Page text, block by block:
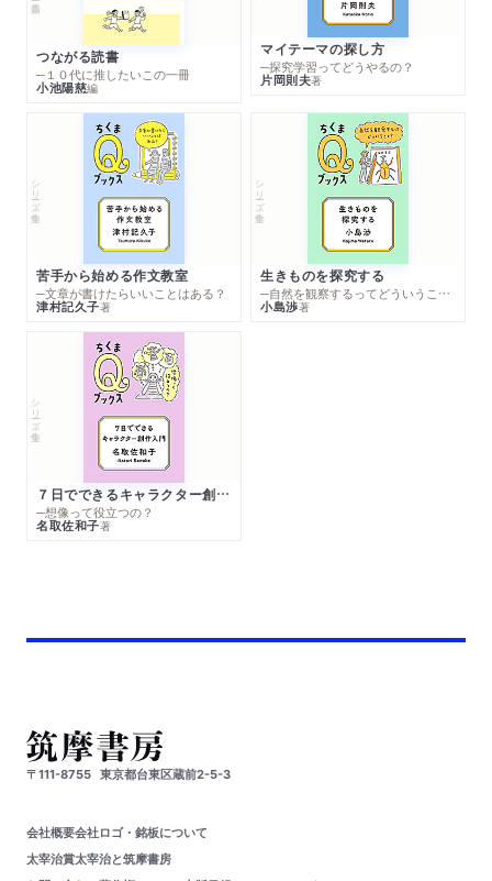
つながる読書
─１０代に推したいこの一冊
小池陽慈編
マイテーマの探し方
─探究学習ってどうやるの？
片岡則夫著
シリーズ・全集
苦手から始める作文教室
─文章が書けたらいいことはある？
津村記久子著
シリーズ・全集
生きものを探究する
─自然を観察するってどういうこと？
小島渉著
シリーズ・全集
７日でできるキャラクター創作入門
─想像って役立つの？
名取佐和子著
〒111-8755 東京都台東区蔵前2-5-3
会社概要会社ロゴ・銘板について
太宰治賞太宰治と筑摩書房